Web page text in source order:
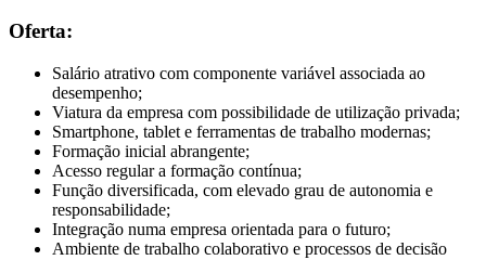
Oferta:
Salário atrativo com componente variável associada ao
desempenho;
Viatura da empresa com possibilidade de utilização privada;
Smartphone, tablet e ferramentas de trabalho modernas;
Formação inicial abrangente;
Acesso regular a formação contínua;
Função diversificada, com elevado grau de autonomia e
responsabilidade;
Integração numa empresa orientada para o futuro;
Ambiente de trabalho colaborativo e processos de decisão